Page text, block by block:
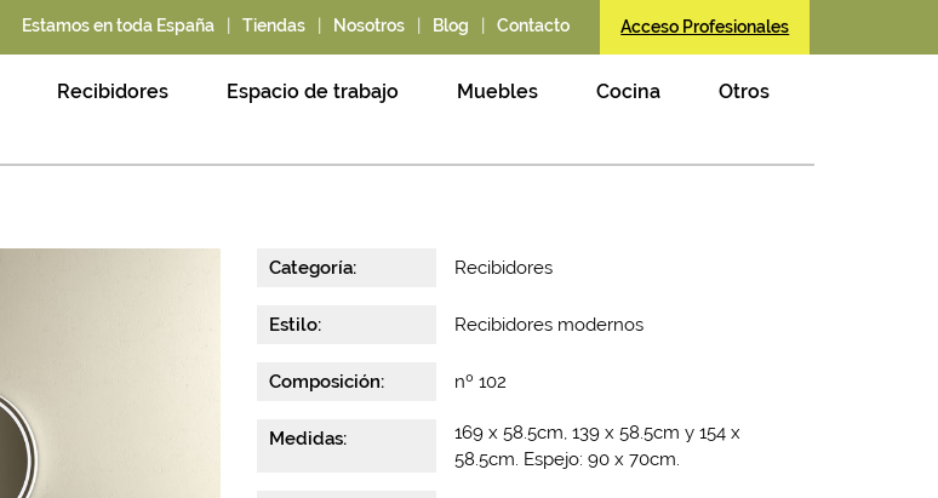
Estamos en toda España Tiendas Nosotros Blog Contacto Acceso Profesionales
Recibidores Espacio de trabajo Muebles Cocina Otros
Categoría: Recibidores
Estilo: Recibidores modernos
Composición: nº 102
Medidas:
169 x 58.5cm, 139 x 58.5cm y 154 x
58.5cm. Espejo: 90 x 70cm.